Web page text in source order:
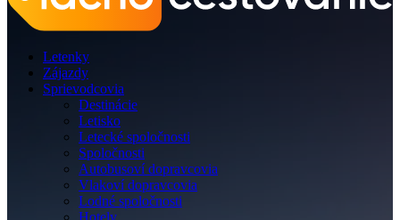
Letenky
Zájazdy
Sprievodcovia
Destinácie
Letisko
Letecké spoločnosti
Spoločnosti
Autobusoví dopravcovia
Vlakoví dopravcovia
Lodné spoločnosti
Hotely